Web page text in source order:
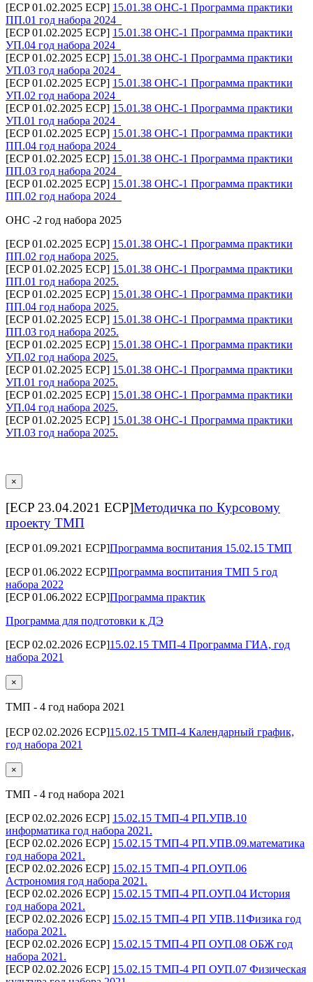
[ECP 01.02.2025 ECP] 15.01.38 ОНС-1 Программа практики
ПП.01 год набора 2024_
[ECP 01.02.2025 ECP] 15.01.38 ОНС-1 Программа практики
УП.04 год набора 2024_
[ECP 01.02.2025 ECP] 15.01.38 ОНС-1 Программа практики
УП.03 год набора 2024_
[ECP 01.02.2025 ECP] 15.01.38 ОНС-1 Программа практики
УП.02 год набора 2024_
[ECP 01.02.2025 ECP] 15.01.38 ОНС-1 Программа практики
УП.01 год набора 2024_
[ECP 01.02.2025 ECP] 15.01.38 ОНС-1 Программа практики
ПП.04 год набора 2024_
[ECP 01.02.2025 ECP] 15.01.38 ОНС-1 Программа практики
ПП.03 год набора 2024_
[ECP 01.02.2025 ECP] 15.01.38 ОНС-1 Программа практики
ПП.02 год набора 2024_
ОНС -2 год набора 2025
[ECP 01.02.2025 ECP] 15.01.38 ОНС-1 Программа практики
ПП.02 год набора 2025.
[ECP 01.02.2025 ECP] 15.01.38 ОНС-1 Программа практики
ПП.01 год набора 2025.
[ECP 01.02.2025 ECP] 15.01.38 ОНС-1 Программа практики
ПП.04 год набора 2025.
[ECP 01.02.2025 ECP] 15.01.38 ОНС-1 Программа практики
ПП.03 год набора 2025.
[ECP 01.02.2025 ECP] 15.01.38 ОНС-1 Программа практики
УП.02 год набора 2025.
[ECP 01.02.2025 ECP] 15.01.38 ОНС-1 Программа практики
УП.01 год набора 2025.
[ECP 01.02.2025 ECP] 15.01.38 ОНС-1 Программа практики
УП.04 год набора 2025.
[ECP 01.02.2025 ECP] 15.01.38 ОНС-1 Программа практики
УП.03 год набора 2025.
×
[ECP 23.04.2021 ECP]Методичка по Курсовому
проекту ТМП
[ECP 01.09.2021 ECP]Программа воспитания 15.02.15 ТМП
[ECP 01.06.2022 ECP]Программа воспитания ТМП 5 год
набора 2022
[ECP 01.06.2022 ECP]Программа практик
Программа для подготовки к ДЭ
[ECP 02.02.2026 ECP]15.02.15 ТМП-4 Программа ГИА, год
набора 2021
×
ТМП - 4 год набора 2021
[ECP 02.02.2026 ECP]15.02.15 ТМП-4 Календарный график,
год набора 2021
×
ТМП - 4 год набора 2021
[ECP 02.02.2026 ECP] 15.02.15 ТМП-4 РП.УПВ.10
информатика год набора 2021.
[ECP 02.02.2026 ECP] 15.02.15 ТМП-4 РП.УПВ.09.математика
год набора 2021.
[ECP 02.02.2026 ECP] 15.02.15 ТМП-4 РП.ОУП.06
Астрономия год набора 2021.
[ECP 02.02.2026 ECP] 15.02.15 ТМП-4 РП.ОУП.04 История
год набора 2021.
[ECP 02.02.2026 ECP] 15.02.15 ТМП-4 РП УПВ.11Физика год
набора 2021.
[ECP 02.02.2026 ECP] 15.02.15 ТМП-4 РП ОУП.08 ОБЖ год
набора 2021.
[ECP 02.02.2026 ECP] 15.02.15 ТМП-4 РП ОУП.07 Физическая